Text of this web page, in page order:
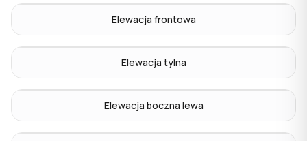
Elewacja frontowa
Elewacja tylna
Elewacja boczna lewa